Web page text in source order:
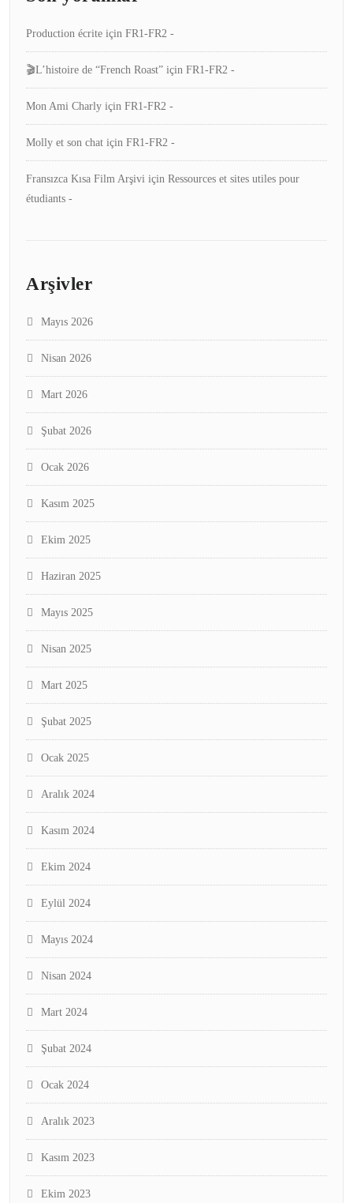
Production écrite için FR1-FR2 -
🎬L’histoire de “French Roast” için FR1-FR2 -
Mon Ami Charly için FR1-FR2 -
Molly et son chat için FR1-FR2 -
Fransızca Kısa Film Arşivi için Ressources et sites utiles pour
étudiants -
Arşivler
Mayıs 2026
Nisan 2026
Mart 2026
Şubat 2026
Ocak 2026
Kasım 2025
Ekim 2025
Haziran 2025
Mayıs 2025
Nisan 2025
Mart 2025
Şubat 2025
Ocak 2025
Aralık 2024
Kasım 2024
Ekim 2024
Eylül 2024
Mayıs 2024
Nisan 2024
Mart 2024
Şubat 2024
Ocak 2024
Aralık 2023
Kasım 2023
Ekim 2023